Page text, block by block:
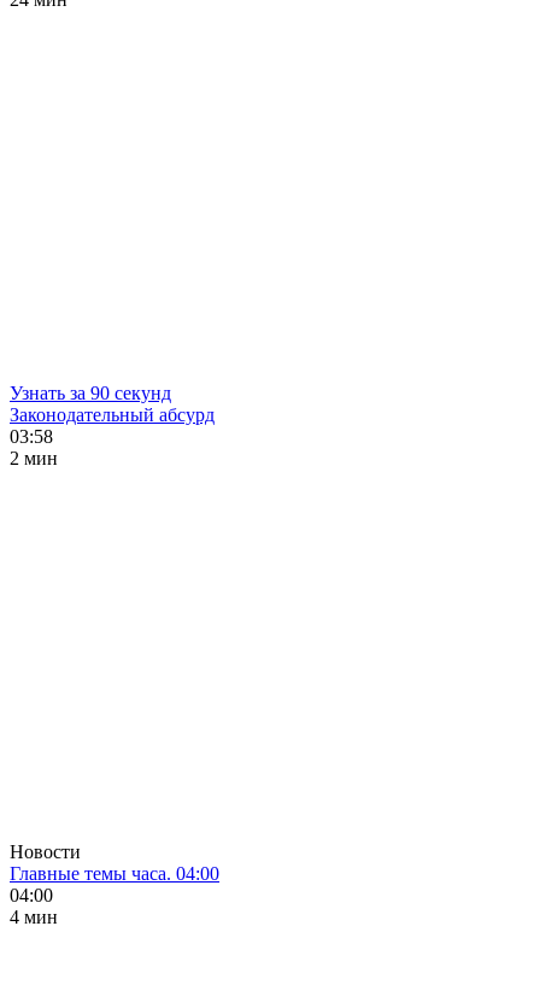
Узнать за 90 секунд
Законодательный абсурд
03:58
2 мин
Новости
Главные темы часа. 04:00
04:00
4 мин